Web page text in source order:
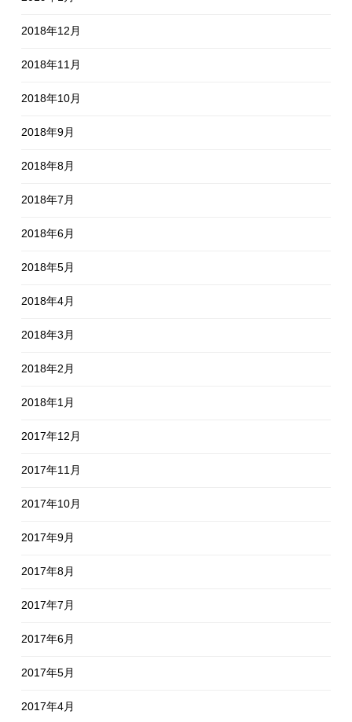
2018年12月
2018年11月
2018年10月
2018年9月
2018年8月
2018年7月
2018年6月
2018年5月
2018年4月
2018年3月
2018年2月
2018年1月
2017年12月
2017年11月
2017年10月
2017年9月
2017年8月
2017年7月
2017年6月
2017年5月
2017年4月